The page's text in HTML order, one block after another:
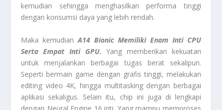
kemudian sehingga menghasilkan performa tinggi
dengan konsumsi daya yang lebih rendah.
Maka kemudian A14 Bionic Memiliki Enam Inti CPU
Serta Empat Inti GPU.Yang memberikan kekuatan
untuk menjalankan berbagai tugas berat sekalipun.
Seperti bermain game dengan grafis tinggi, melakukan
editing video 4K, hingga multitasking dengan berbagai
aplikasi sekaligus. Selain itu, chip ini juga di lengkapi